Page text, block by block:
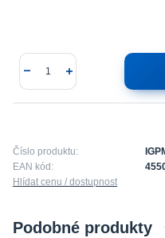
Číslo produktu:
EAN kód:
Hlídat cenu / dostupnost
Podobné produkty